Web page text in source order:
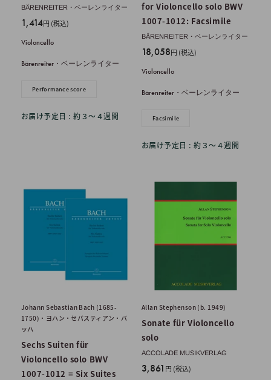
BÄRENREITER・ベーレンライター
販
価
格
1,414円 (税込)
Violoncello
Bärenreiter・ベーレンライター
Performance score
お届け予定日 : 約３〜４週間
for Violoncello solo BWV
1007-1012: Facsimile
BÄRENREITER・ベーレンライター
販
価
格
18,058円 (税込)
Violoncello
Bärenreiter・ベーレンライター
Facsimile
お届け予定日 : 約３〜４週間
Johann Sebastian Bach (1685-
1750)・ヨハン・セバスティアン・バ
ッハ
Sechs Suiten für
Violoncello solo BWV
1007-1012 = Six Suites
Allan Stephenson (b. 1949)
Sonate für Violoncello
solo
ACCOLADE MUSIKVERLAG
販
3,861 円 (税込)